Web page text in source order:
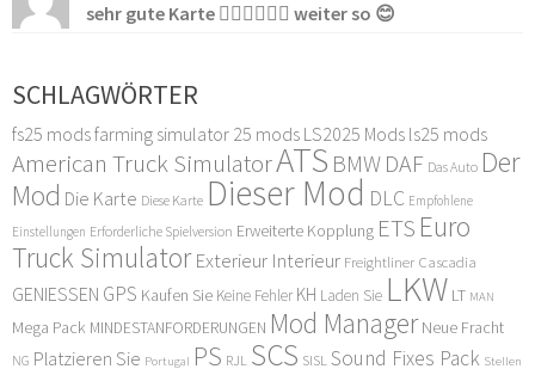
sehr gute Karte 👍🏻👍🏻👍🏻 weiter so 😊
SCHLAGWÖRTER
fs25 modsfarming simulator 25 mods LS2025 Mods ls25 mods
American Truck SimulatorATS BMW DAF Das Auto Der
Mod Die Karte Diese Karte Dieser Mod DLC Empfohlene
Einstellungen Erforderliche Spielversion Erweiterte Kopplung ETS Euro
Truck Simulator Exterieur Interieur Freightliner Cascadia
GENIESSEN GPS Kaufen Sie Keine Fehler KH Laden Sie LKW LT MAN
Mega Pack MINDESTANFORDERUNGEN Mod Manager Neue Fracht
NG Platzieren Sie Portugal PS RJL SCS SISLSound Fixes Pack Stellen